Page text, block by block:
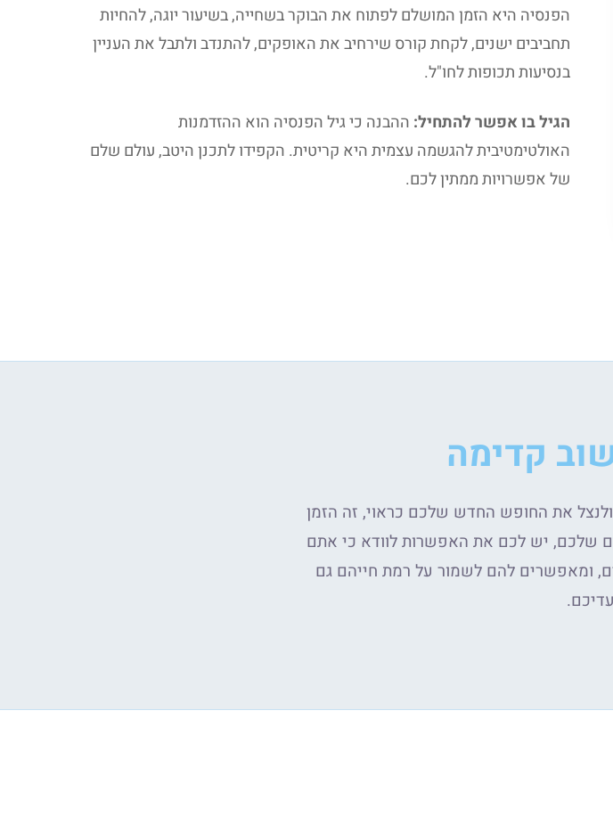
הפנסיה היא הזמן המושלם לפתוח את הבוקר בשחייה, בשיעור יוגה, להחיות
תחביבים ישנים, לקחת קורס שירחיב את האופקים, להתנדב ולתבל את העניין
בנסיעות תכופות לחו"ל.
הגיל בו אפשר להתחיל: ההבנה כי גיל הפנסיה הוא ההזדמנות
האולטימטיבית להגשמה עצמית היא קריטית. הקפידו לתכנן היטב, עולם שלם
של אפשרויות ממתין לכם.
קדימה
את החופש החדש שלכם כראוי, זה הזמן
שלכם, יש לכם את האפשרות לוודא כי אתם
ומאפשרים להם לשמור על רמת חייהם גם